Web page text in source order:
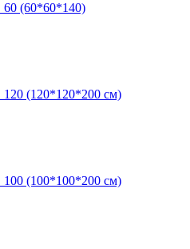
60 (60*60*140)
120 (120*120*200 см)
100 (100*100*200 см)